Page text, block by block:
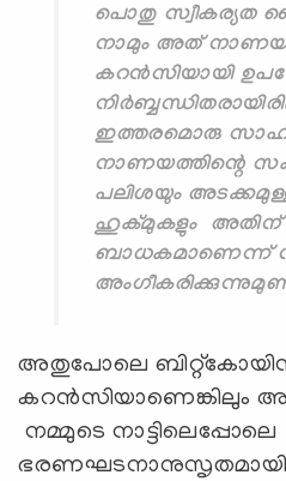
പൊതു സ്വീകര്യത
നാമും അത്
കറൻസിയായി
ഇത്തരമൊരു
നാണയത്തിന്റെ
പലിശയും
ഹുക്മുകളും അതിന്
ബാധകമാണെന്ന്
അതുപോലെ
കറൻസിയാണെങ്കിലും
നമ്മുടെ നാട്ടിലെപ്പോലെ
ഭരണഘടനാനുസൃതമായി